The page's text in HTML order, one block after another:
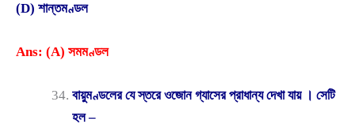
(D) শান্তমণ্ডল
Ans: (A) সমমণ্ডল
বায়ুমণ্ডলের যে স্তরে ওজোন গ্যাসের প্রাধান্য দেখা যায় । সেটি
হল –